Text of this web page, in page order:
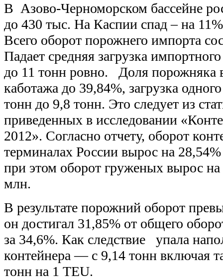
В Азово-Черноморском бассейне
до 430 тыс. На Каспии спад – на
Всего оборот порожнего импорта
Падает средняя загрузка
до 11 тонн ровно. Доля порожняка
каботажа до 39,84%, загрузка
тонн до 9,8 тонн. Это следует из
приведенных в исследовании
2012». Согласно отчету, оборот
терминалах России вырос на
при этом оборот груженых вырос
млн.
В результате порожний оборот
он достигал 31,85% от общего
за 34,6%. Как следствие упала
контейнера — с 9,14 тонн включая
тонн на 1 TEU.